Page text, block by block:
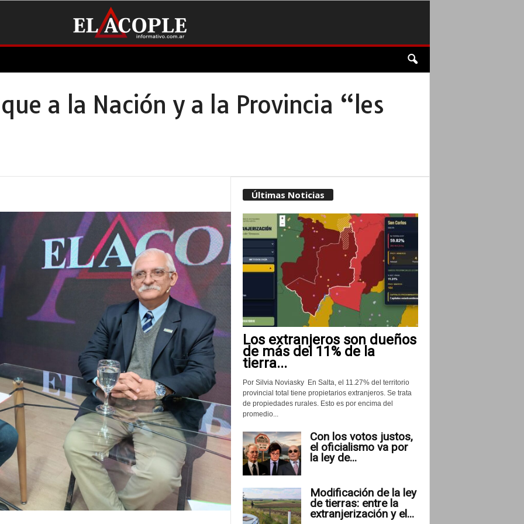
a la Nación y a la Provincia “les
Últimas Noticias
Los extranjeros son dueños
de más del 11% de la
tierra...
Por Silvia Noviasky En Salta, el 11.27% del territorio
provincial total tiene propietarios extranjeros. Se trata
de propiedades rurales. Esto es por encima del
promedio...
Con los votos justos,
el oficialismo va por
la ley de...
Modificación de la ley
de tierras: entre la
extranjerización y el...